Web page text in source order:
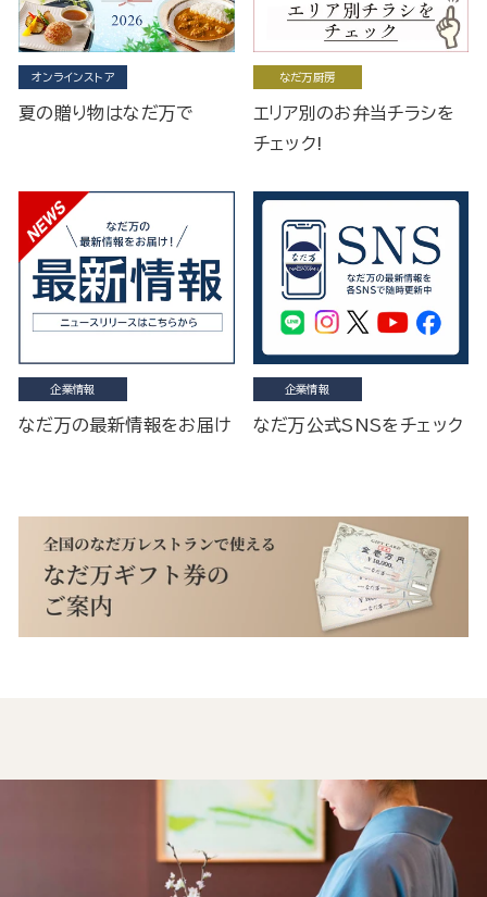
オンラインストア
夏の贈り物はなだ万で
なだ万厨房
エリア別のお弁当チラシを
チェック!
企業情報
なだ万の最新情報をお届け
企業情報
なだ万公式SNSをチェック